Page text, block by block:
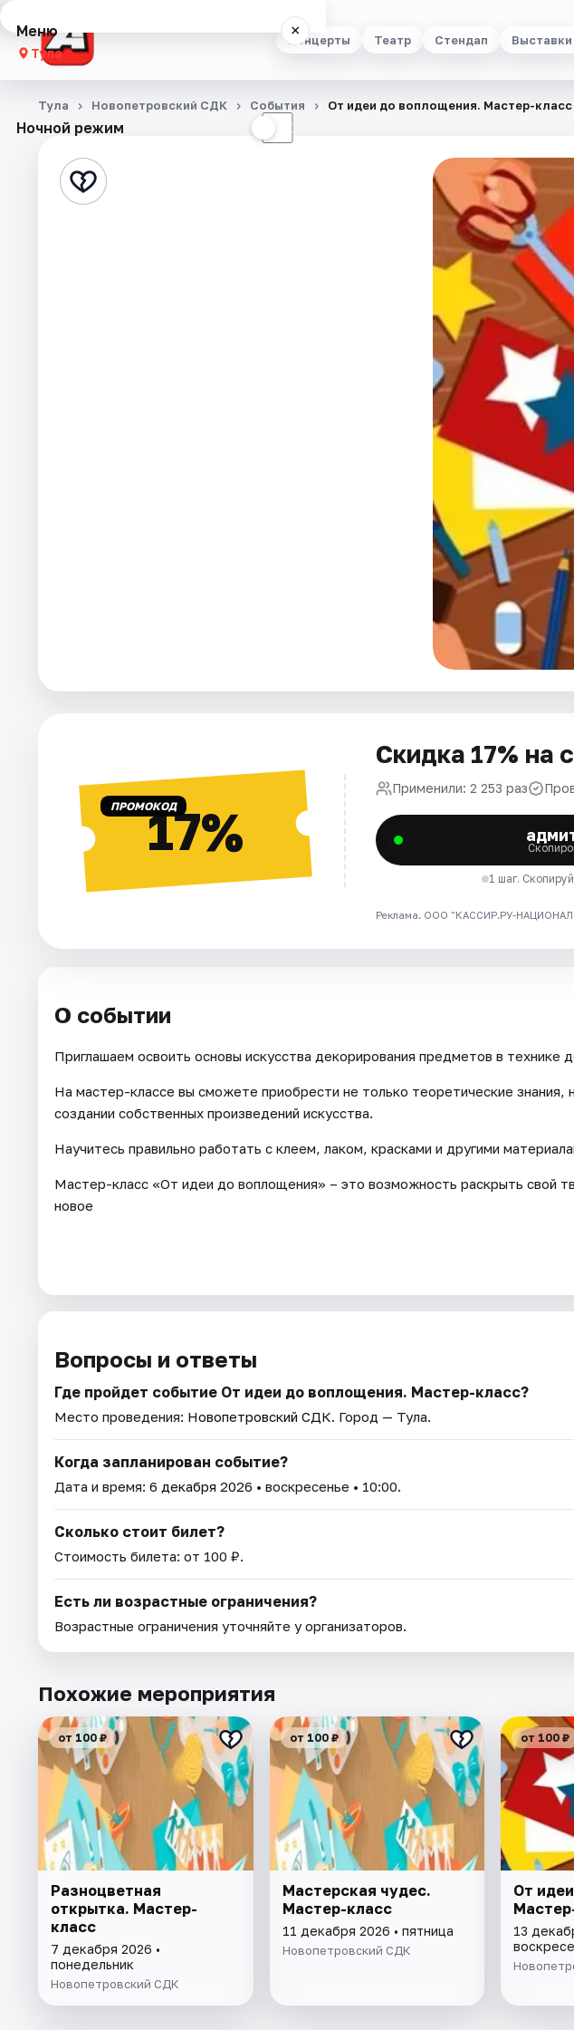
Концерты Театр Стендап Выставки
Меню ×
Тула
Концерты
Стендап
Ночной режим ☾
Тула Новопетровский СДК События От идеи до воплощения. Мастер-класс
ПРОМОКОД17%
Скидка 17% на
Применили: 2 253 раз
1 шаг.
Реклама. ООО "КАССИР.РУ-
О событии
Приглашаем освоить основы искусства декорирования предметов в технике
На мастер-классе вы сможете приобрести не только теоретические знания,
создании собственных произведений искусства.
Научитесь правильно работать с клеем, лаком, красками и другими
Мастер-класс «От идеи до воплощения» – это возможность раскрыть свой
новое
Вопросы и ответы
Где пройдет событие От идеи до воплощения. Мастер-класс?
Место проведения: Новопетровский СДК. Город — Тула.
Когда запланирован событие?
Дата и время: 6 декабря 2026 • воскресенье • 10:00.
Сколько стоит билет?
Стоимость билета: от 100 ₽.
Есть ли возрастные ограничения?
Возрастные ограничения уточняйте у организаторов.
Похожие мероприятия
от 100 ₽
Разноцветная
открытка. Мастер-
класс
7 декабря 2026 •
понедельник
Новопетровский СДК
от 100 ₽
Мастерская чудес.
Мастер-класс
11 декабря 2026 • пятница
Новопетровский СДК
от 100 ₽
От
13